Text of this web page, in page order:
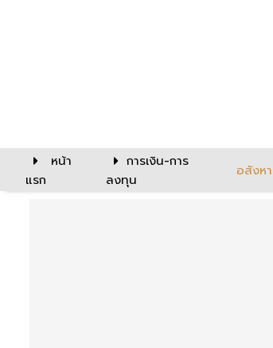
หน้า
แรก
การเงิน-การ
ลงทุน
อสังห